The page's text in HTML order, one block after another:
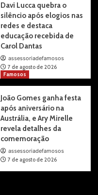
Davi Lucca quebra o
silêncio após elogios nas
redes e destaca
educação recebida de
Carol Dantas
assessoriadefamosos
7 de agosto de 2026
Famosos
João Gomes ganha festa
após aniversário na
Austrália, e Ary Mirelle
revela detalhes da
comemoração
assessoriadefamosos
7 de agosto de 2026